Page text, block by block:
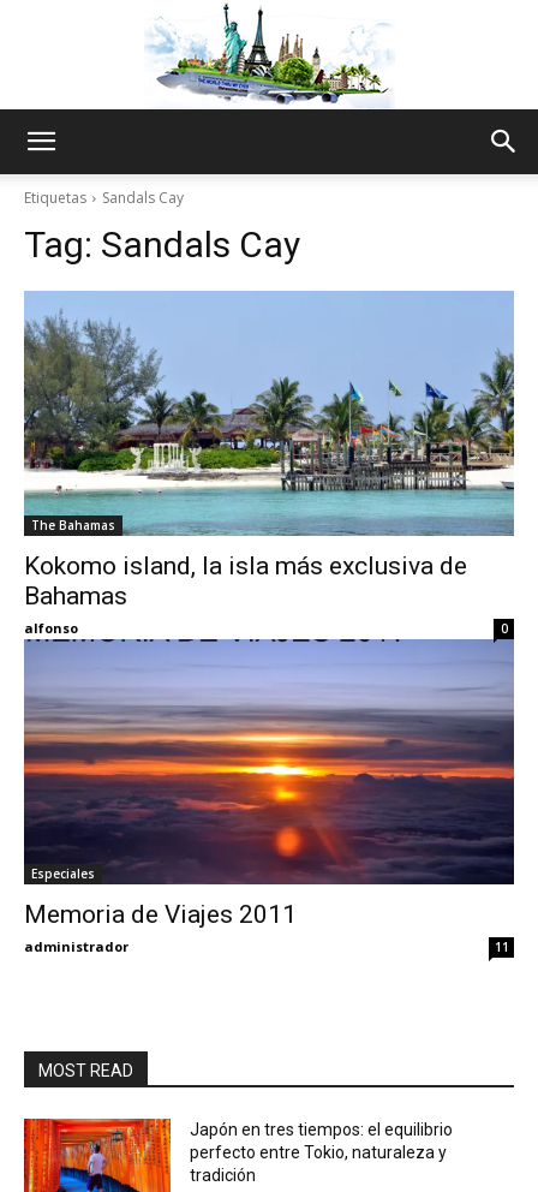
World
Thru
My
Etiquetas Sandals Cay
Tag: Sandals Cay
The Bahamas
Kokomo island, la isla más exclusiva de
Bahamas
alfonso 0
Especiales
Memoria de Viajes 2011
administrador 11
MOST READ
Japón en tres tiempos: el equilibrio
perfecto entre Tokio, naturaleza y
tradición